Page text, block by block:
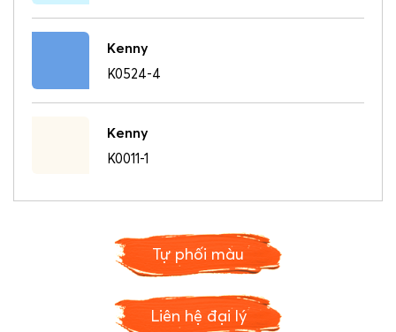
Kenny
K0524-4
Kenny
K0011-1
Tự phối màu
Liên hệ đại lý